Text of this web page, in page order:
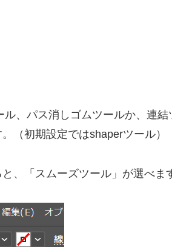
、パス消しゴムツールか、連
（初期設定ではshaperツール）
、「スムーズツール」が選べま